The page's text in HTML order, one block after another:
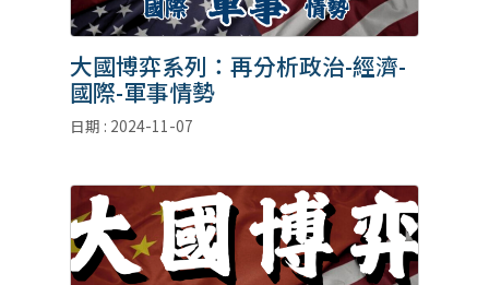
大國博弈系列：再分析政治-經濟-
國際-軍事情勢
日期 : 2024-11-07